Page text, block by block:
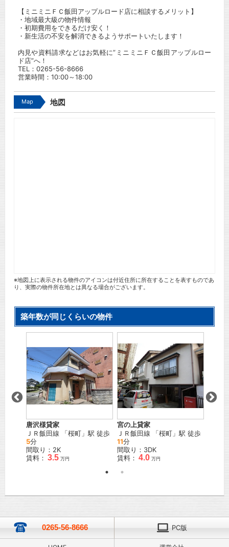
【ミニミニＦＣ飯田アップルロード店に相談するメリット】
・地域最大級の物件情報
・初期費用をできるだけ安く！
・新生活の不安を解消できるようサポートいたします！
内見や資料請求などはお気軽に”ミニミニＦＣ飯田アップルロー
ド店”へ！
TEL： 0265-56-8666
営業時間：10:00～18:00
Map 地図
※地図上に表示される物件のアイコンは付近住所に所在することを表すものであ
り、実際の物件所在地とは異なる場合がございます。
築年数が同じくらいの物件
唐沢様貸家
ＪＲ飯田線 「桜町 」駅 徒歩
5分
間取り：2K
賃料： 3.5 万円
宮の上貸家
ＪＲ飯田線 「桜町 」駅 徒歩
11分
間取り：3DK
賃料： 4.0 万円
0265-56-8666 PC版